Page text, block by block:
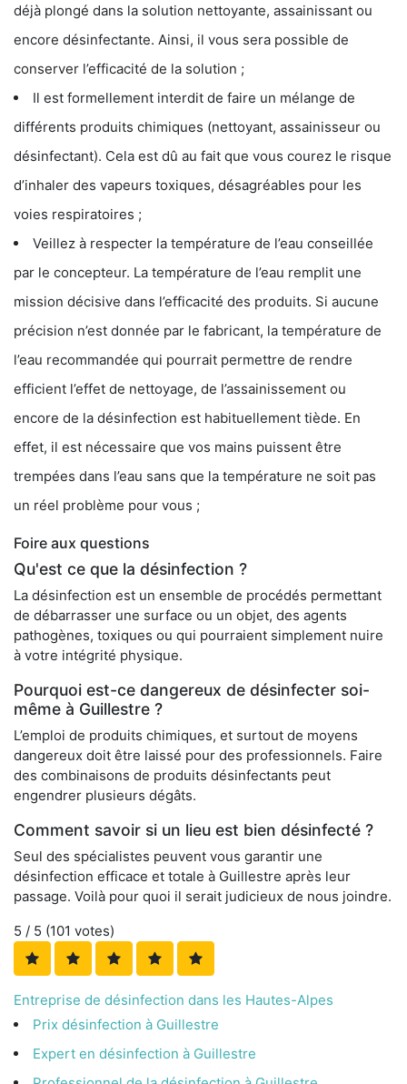
déjà plongé dans la solution nettoyante, assainissant ou
encore désinfectante. Ainsi, il vous sera possible de
conserver l’efficacité de la solution ;
Il est formellement interdit de faire un mélange de
différents produits chimiques (nettoyant, assainisseur ou
désinfectant). Cela est dû au fait que vous courez le risque
d’inhaler des vapeurs toxiques, désagréables pour les
voies respiratoires ;
Veillez à respecter la température de l’eau conseillée
par le concepteur. La température de l’eau remplit une
mission décisive dans l’efficacité des produits. Si aucune
précision n’est donnée par le fabricant, la température de
l’eau recommandée qui pourrait permettre de rendre
efficient l’effet de nettoyage, de l’assainissement ou
encore de la désinfection est habituellement tiède. En
effet, il est nécessaire que vos mains puissent être
trempées dans l’eau sans que la température ne soit pas
un réel problème pour vous ;
Foire aux questions
Qu'est ce que la désinfection ?
La désinfection est un ensemble de procédés permettant
de débarrasser une surface ou un objet, des agents
pathogènes, toxiques ou qui pourraient simplement nuire
à votre intégrité physique.
Pourquoi est-ce dangereux de désinfecter soi-
même à Guillestre ?
L’emploi de produits chimiques, et surtout de moyens
dangereux doit être laissé pour des professionnels. Faire
des combinaisons de produits désinfectants peut
engendrer plusieurs dégâts.
Comment savoir si un lieu est bien désinfecté ?
Seul des spécialistes peuvent vous garantir une
désinfection efficace et totale à Guillestre après leur
passage. Voilà pour quoi il serait judicieux de nous joindre.
5 / 5 (101 votes)
Entreprise de désinfection dans les Hautes-Alpes
Prix désinfection à Guillestre
Expert en désinfection à Guillestre